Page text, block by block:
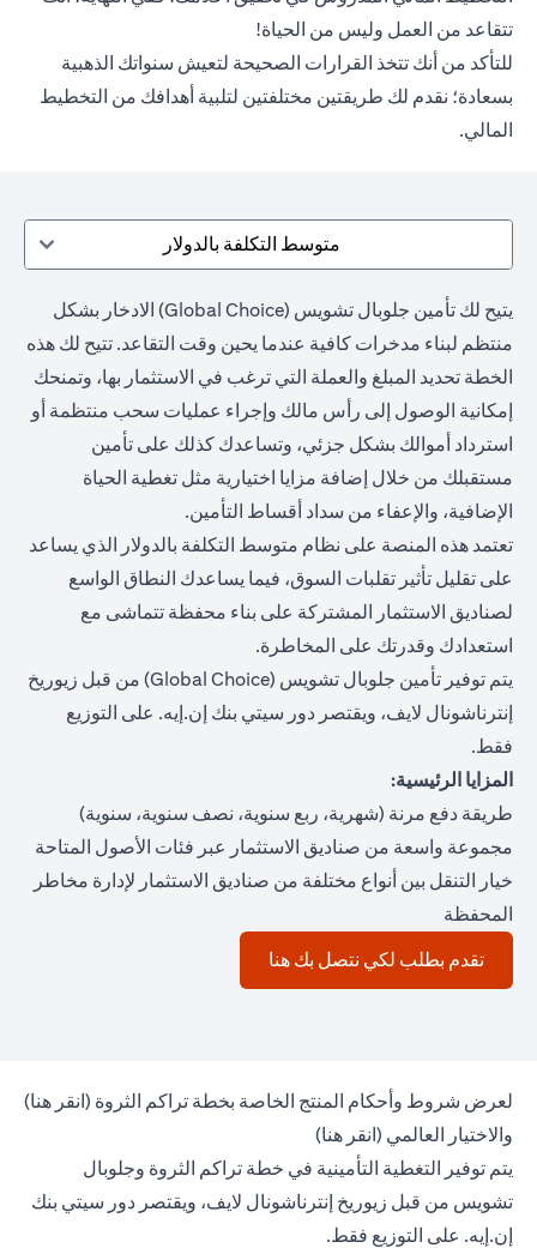
تتقاعد من العمل وليس من الحياة!
للتأكد من أنك تتخذ القرارات الصحيحة لتعيش سنواتك الذهبية
بسعادة؛ نقدم لك طريقتين مختلفتين لتلبية أهدافك من التخطيط
المالي.
متوسط التكلفة بالدولار
يتيح لك تأمين جلوبال تشويس (Global Choice) الادخار بشكل
منتظم لبناء مدخرات كافية عندما يحين وقت التقاعد. تتيح لك هذه
الخطة تحديد المبلغ والعملة التي ترغب في الاستثمار بها، وتمنحك
إمكانية الوصول إلى رأس مالك وإجراء عمليات سحب منتظمة أو
استرداد أموالك بشكل جزئي، وتساعدك كذلك على تأمين
مستقبلك من خلال إضافة مزايا اختيارية مثل تغطية الحياة
الإضافية، والإعفاء من سداد أقساط التأمين.
تعتمد هذه المنصة على نظام متوسط التكلفة بالدولار الذي يساعد
على تقليل تأثير تقلبات السوق، فيما يساعدك النطاق الواسع
لصناديق الاستثمار المشتركة على بناء محفظة تتماشى مع
استعدادك وقدرتك على المخاطرة.
يتم توفير تأمين جلوبال تشويس (Global Choice) من قبل زيوريخ
إنترناشونال لايف، ويقتصر دور سيتي بنك إن.إيه. على التوزيع
فقط.
المزايا الرئيسية:
طريقة دفع مرنة (شهرية، ربع سنوية، نصف سنوية، سنوية)
مجموعة واسعة من صناديق الاستثمار عبر فئات الأصول المتاحة
خيار التنقل بين أنواع مختلفة من صناديق الاستثمار لإدارة مخاطر
المحفظة
تقدم بطلب لكي نتصل بك هنا
لعرض شروط وأحكام المنتج الخاصة بخطة تراكم الثروة (انقر هنا)
والاختيار العالمي (انقر هناopens in a new tab
)
يتم توفير التغطية التأمينية في خطة تراكم الثروة وجلوبال
تشويس من قبل زيوريخ إنترناشونال لايف، ويقتصر دور سيتي بنك
إن.إيه. على التوزيع فقط.